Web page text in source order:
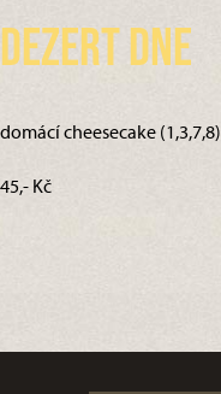
Dezert dne
domácí cheesecake (1,3,7,8)
45,- Kč